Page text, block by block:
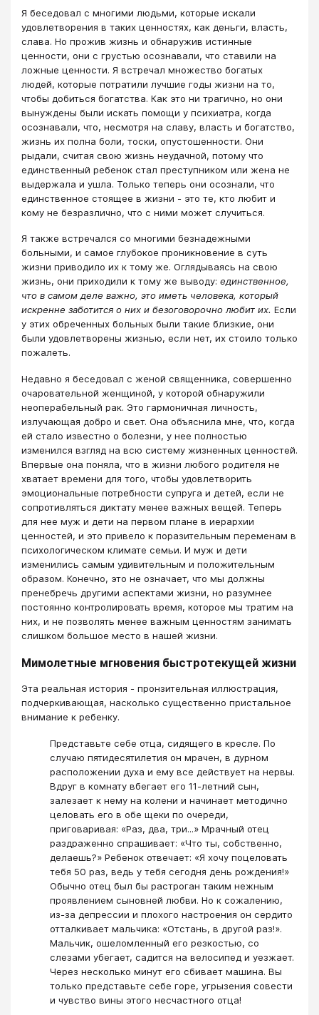
Я беседовал с многими людьми, которые искали
удовлетворения в таких ценностях, как деньги, власть,
слава. Но прожив жизнь и обнаружив истинные
ценности, они с грустью осознавали, что ставили на
ложные ценности. Я встречал множество богатых
людей, которые потратили лучшие годы жизни на то,
чтобы добиться богатства. Как это ни трагично, но они
вынуждены были искать помощи у психиатра, когда
осознавали, что, несмотря на славу, власть и богатство,
жизнь их полна боли, тоски, опустошенности. Они
рыдали, считая свою жизнь неудачной, потому что
единственный ребенок стал преступником или жена не
выдержала и ушла. Только теперь они осознали, что
единственное стоящее в жизни - это те, кто любит и
кому не безразлично, что с ними может случиться.
Я также встречался со многими безнадежными
больными, и самое глубокое проникновение в суть
жизни приводило их к тому же. Оглядываясь на свою
жизнь, они приходили к тому же выводу: единственное,
что в самом деле важно, это иметь человека, который
искренне заботится о них и безоговорочно любит их. Если
у этих обреченных больных были такие близкие, они
были удовлетворены жизнью, если нет, их стоило только
пожалеть.
Недавно я беседовал с женой священника, совершенно
очаровательной женщиной, у которой обнаружили
неоперабельный рак. Это гармоничная личность,
излучающая добро и свет. Она объяснила мне, что, когда
ей стало известно о болезни, у нее полностью
изменился взгляд на всю систему жизненных ценностей.
Впервые она поняла, что в жизни любого родителя не
хватает времени для того, чтобы удовлетворить
эмоциональные потребности супруга и детей, если не
сопротивляться диктату менее важных вещей. Теперь
для нее муж и дети на первом плане в иерархии
ценностей, и это привело к поразительным переменам в
психологическом климате семьи. И муж и дети
изменились самым удивительным и положительным
образом. Конечно, это не означает, что мы должны
пренебречь другими аспектами жизни, но разумнее
постоянно контролировать время, которое мы тратим на
них, и не позволять менее важным ценностям занимать
слишком большое место в нашей жизни.
Мимолетные мгновения быстротекущей жизни
Эта реальная история - пронзительная иллюстрация,
подчеркивающая, насколько существенно пристальное
внимание к ребенку.
Представьте себе отца, сидящего в кресле. По
случаю пятидесятилетия он мрачен, в дурном
расположении духа и ему все действует на нервы.
Вдруг в комнату вбегает его 11-летний сын,
залезает к нему на колени и начинает методично
целовать его в обе щеки по очереди,
приговаривая: «Раз, два, три...» Мрачный отец
раздраженно спрашивает: «Что ты, собственно,
делаешь?» Ребенок отвечает: «Я хочу поцеловать
тебя 50 раз, ведь у тебя сегодня день рождения!»
Обычно отец был бы растроган таким нежным
проявлением сыновней любви. Но к сожалению,
из-за депрессии и плохого настроения он сердито
отталкивает мальчика: «Отстань, в другой раз!».
Мальчик, ошеломленный его резкостью, со
слезами убегает, садится на велосипед и уезжает.
Через несколько минут его сбивает машина. Вы
только представьте себе горе, угрызения совести
и чувство вины этого несчастного отца!